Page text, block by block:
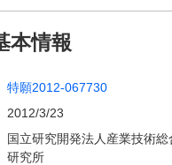
本情報
特願2012-067730
2012/3/23
国立研究開発法人産業技術総
研究所